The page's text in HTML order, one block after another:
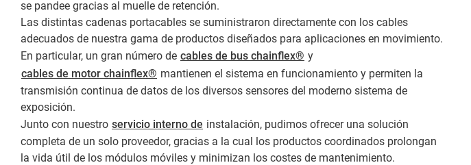
se pandee gracias al muelle de retención.
Las distintas cadenas portacables se suministraron directamente con los cables
adecuados de nuestra gama de productos diseñados para aplicaciones en movimiento.
En particular, un gran número de cables de bus chainflex® y
cables de motor chainflex® mantienen el sistema en funcionamiento y permiten la
transmisión continua de datos de los diversos sensores del moderno sistema de
exposición.
Junto con nuestro servicio interno de instalación, pudimos ofrecer una solución
completa de un solo proveedor, gracias a la cual los productos coordinados prolongan
la vida útil de los módulos móviles y minimizan los costes de mantenimiento.